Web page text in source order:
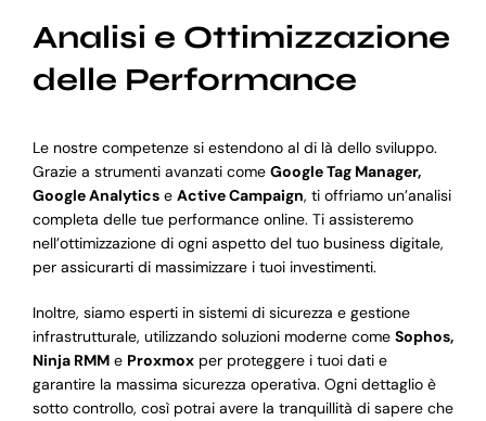
Analisi e Ottimizzazione
delle Performance
Le nostre competenze si estendono al di là dello sviluppo.
Grazie a strumenti avanzati come Google Tag Manager,
Google Analyticse Active Campaign, ti offriamo un’analisi
completa delle tue performance online. Ti assisteremo
nell’ottimizzazione di ogni aspetto del tuo business digitale,
per assicurarti di massimizzare i tuoi investimenti.
Inoltre, siamo esperti in sistemi di sicurezza e gestione
infrastrutturale, utilizzando soluzioni moderne come Sophos,
Ninja RMMe Proxmoxper proteggere i tuoi dati e
garantire la massima sicurezza operativa. Ogni dettaglio è
sotto controllo, così potrai avere la tranquillità di sapere che